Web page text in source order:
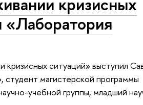
«Лаборатория
ситуаций» выступил
студент магистерской программы
учебной группы, младший